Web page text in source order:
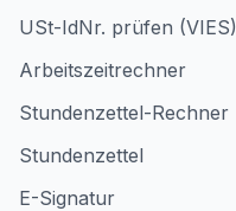
USt-IdNr. prüfen (VIES)
Arbeitszeitrechner
Stundenzettel-Rechner
Stundenzettel
E-Signatur